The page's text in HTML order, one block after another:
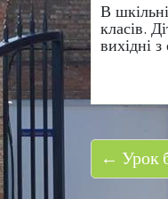
В
класів.
вихідні
← Урок